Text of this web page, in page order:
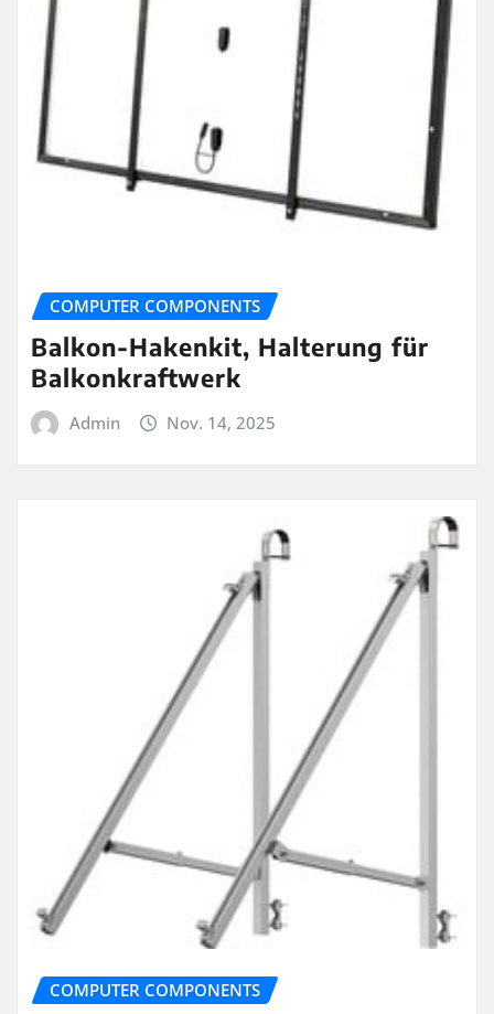
COMPUTER COMPONENTS
Balkon-Hakenkit, Halterung für
Balkonkraftwerk
Admin Nov. 14, 2025
COMPUTER COMPONENTS